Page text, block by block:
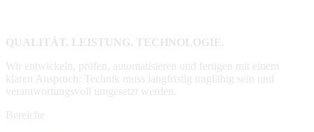
QUALITÄT. LEISTUNG. TECHNOLOGIE.
Wir entwickeln, prüfen, automatisieren und fertigen mit einem
klaren Anspruch: Technik muss langfristig tragfähig sein und
verantwortungsvoll umgesetzt werden.
Bereiche